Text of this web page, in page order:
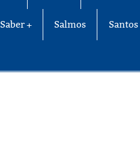
Saber + Salmos Santos